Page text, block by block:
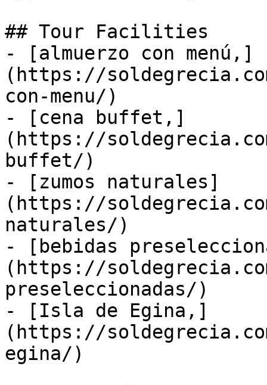
## Tour Facilities
- [almuerzo con menú,]
(https://
con-menu/)
- [cena buffet,]
(https://
buffet/)
- [zumos naturales]
(https://
naturales/)
- [bebidas
(https://
preseleccionadas/)
- [Isla de Egina,]
(https://
egina/)